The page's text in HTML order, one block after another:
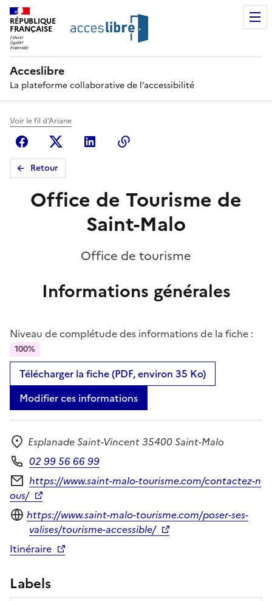
RÉPUBLIQUE
FRANÇAISE
Acceslibre
La plateforme collaborative de l’accessibilité
Voir le fil d'Ariane
FacebookX (anciennement Twitter)
Linkedin
Retour
Office de Tourisme de
Saint-Malo
Office de tourisme
Informations générales
Niveau de complétude des informations de la fiche :
100%
Télécharger la fiche (PDF, environ 35 Ko)
Modifier ces informations
Adresse
Esplanade Saint-Vincent 35400 Saint-Malo
Téléphone
02 99 56 66 99
Formulaire de contact
https://www.saint-malo-tourisme.com/contactez-n
ous/
Site internet
https://www.saint-malo-tourisme.com/poser-ses-
valises/tourisme-accessible/
Itinéraire
Labels